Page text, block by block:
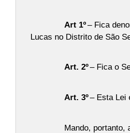
Art 1º– Fica
Lucas no Distrito de São
Art. 2º– Fica o
Art. 3º– Esta Lei
Mando, portanto,